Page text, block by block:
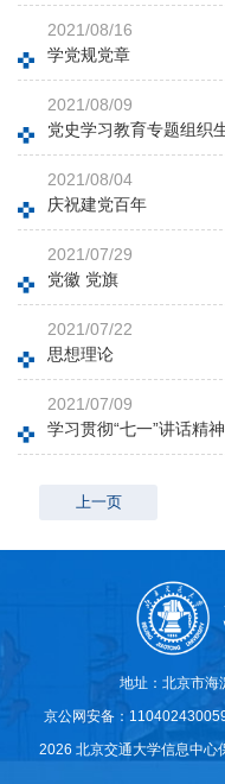
2021/08/16
学党规党章
2021/08/09
党史学习教育专题组织
2021/08/04
庆祝建党百年
2021/07/29
党徽 党旗
2021/07/22
思想理论
2021/07/09
学习贯彻“七一”讲话精神
上一页
地址：北京市
京公网安备：
2026 北京交通大学信息中心